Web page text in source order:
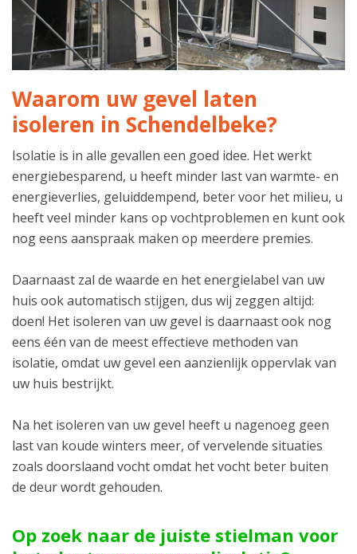
Waarom uw gevel laten
isoleren in Schendelbeke?
Isolatie is in alle gevallen een goed idee. Het werkt
energiebesparend, u heeft minder last van warmte- en
energieverlies, geluiddempend, beter voor het milieu, u
heeft veel minder kans op vochtproblemen en kunt ook
nog eens aanspraak maken op meerdere premies.
Daarnaast zal de waarde en het energielabel van uw
huis ook automatisch stijgen, dus wij zeggen altijd:
doen! Het isoleren van uw gevel is daarnaast ook nog
eens één van de meest effectieve methoden van
isolatie, omdat uw gevel een aanzienlijk oppervlak van
uw huis bestrijkt.
Na het isoleren van uw gevel heeft u nagenoeg geen
last van koude winters meer, of vervelende situaties
zoals doorslaand vocht omdat het vocht beter buiten
de deur wordt gehouden.
Op zoek naar de juiste stielman voor